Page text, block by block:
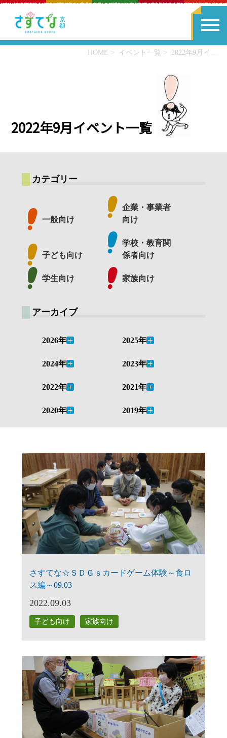
HOME イベント一覧
2022年9月イベント一覧
カテゴリー
一般向け
企業・事業者
向け
子ども向け
学校・教育関
係者向け
学生向け 家族向け
アーカイブ
2026年 2025年
2024年 2023年
2022年 2021年
2020年 2019年
さすてな☆ＳＤＧｓカードゲーム体験～食ロ
ス編～09.03
2022.09.03
子ども向け 家族向け